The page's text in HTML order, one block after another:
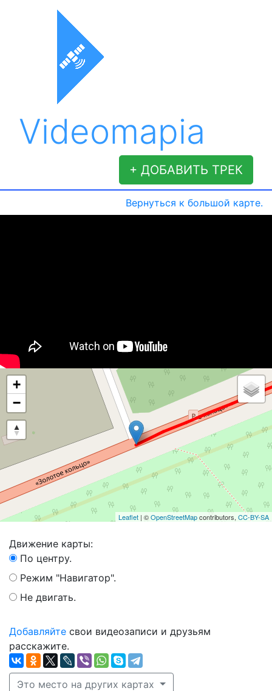
Videomapia
+ ДОБАВИТЬ ТРЕК
Вернуться к большой карте.
+
−
Leaflet | ©OpenStreetMapcontributors, CC-BY-SA
Движение карты:
По центру.
Режим "Навигатор".
Не двигать.
Добавляйте свои видеозаписи и друзьям
расскажите.
Это место на других картах